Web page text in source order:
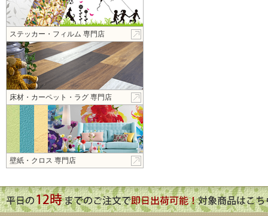
ステッカー・フィルム 専門店
床材・カーペット・ラグ 専門店
壁紙・クロス 専門店